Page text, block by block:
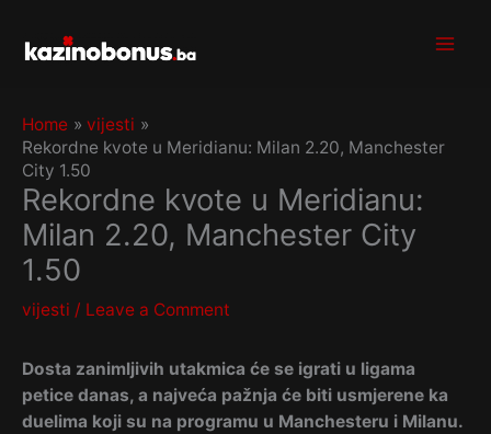
content
Home
vijesti
Rekordne kvote u Meridianu: Milan 2.20, Manchester
City 1.50
Rekordne kvote u Meridianu:
Milan 2.20, Manchester City
1.50
vijesti / Leave a Comment
Dosta zanimljivih utakmica će se igrati u ligama
petice danas, a najveća pažnja će biti usmjerene ka
duelima koji su na programu u Manchesteru i Milanu.